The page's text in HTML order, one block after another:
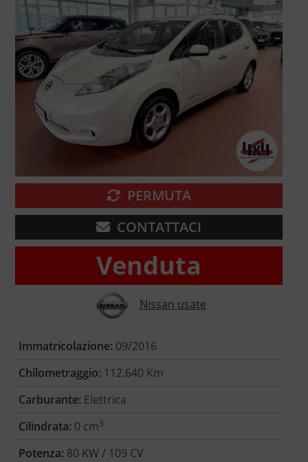
🔍
PERMUTA
CONTATTACI
Venduta
Nissan usate
Immatricolazione: 09/2016
Chilometraggio: 112.640 Km
Carburante: Elettrica
Cilindrata: 0 cm3
Potenza: 80 KW / 109 CV